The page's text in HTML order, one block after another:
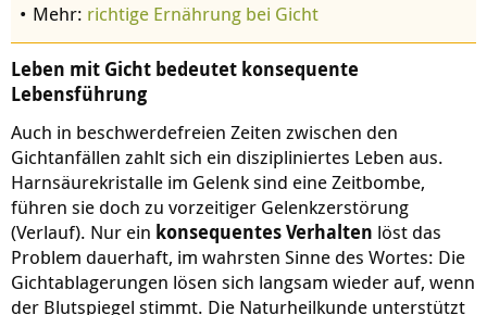
Mehr: richtige Ernährung bei Gicht
Leben mit Gicht bedeutet konsequente
Lebensführung
Auch in beschwerdefreien Zeiten zwischen den
Gichtanfällen zahlt sich ein diszipliniertes Leben aus.
Harnsäurekristalle im Gelenk sind eine Zeitbombe,
führen sie doch zu vorzeitiger Gelenkzerstörung
(Verlauf). Nur ein konsequentes Verhalten löst das
Problem dauerhaft, im wahrsten Sinne des Wortes: Die
Gichtablagerungen lösen sich langsam wieder auf, wenn
der Blutspiegel stimmt. Die Naturheilkunde unterstützt